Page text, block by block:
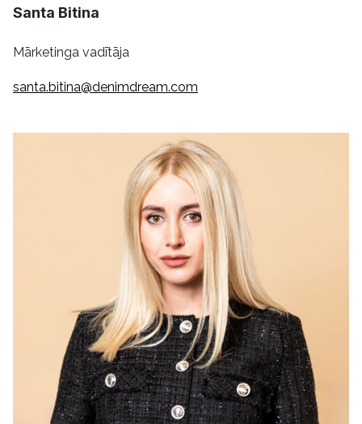
Santa Bitina
Mārketinga vadītāja
santa.bitina@denimdream.com